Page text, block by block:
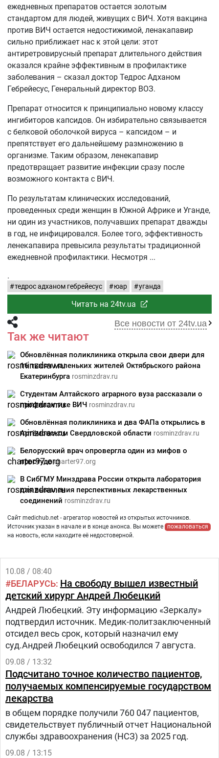
ежедневных препаратов остается золотым
стандартом для людей, живущих с ВИЧ. Хотя вакцина
против ВИЧ остается недостижимой, ленакапавир
сильно приближает нас к этой цели: этот
антиретровирусный препарат длительного действия
оказался крайне эффективным в профилактике
заболевания – сказал доктор Тедрос Адханом
Гебрейесус, Генеральный директор ВОЗ.
Препарат относится к принципиально новому классу
ингибиторов капсидов. Он избирательно связывается
с белковой оболочкой вируса – капсидом – и
препятствует его дальнейшему размножению в
организме. Таким образом, ленекапавир
предотвращает развитие инфекции сразу после
возможного контакта с ВИЧ.
По результатам клинических исследований,
проведенных среди женщин в Южной Африке и Уганде,
ни один из участников, получавших препарат дважды
в год, не инфицировался. Более того, эффективность
ленекапавира превысила результаты традиционной
ежедневной профилактики. Несмотря
.
тедрос адханом гебрейесус юар уганда
Читать на 24tv.ua
Все новости от 24tv.ua
Так же читают
Обновлённая поликлиника открыла свои двери для
16 тысяч маленьких жителей Октябрьского района
Екатеринбурга rosminzdrav.ru
Студентам Алтайского аграрного вуза рассказали о
профилактике ВИЧ rosminzdrav.ru
Обновлённая поликлиника и два ФАПа открылись в
Артёмовском Свердловской области rosminzdrav.ru
Белорусский врач опровергла один из мифов о
простудеcharter97.org
В СибГМУ Минздрава России открыта лаборатория
для выявления перспективных лекарственных
соединений rosminzdrav.ru
Сайт medichub.net - агрегатор новостей из открытых источников.
Источник указан в начале и в конце анонса. Вы можете
пожаловаться
на новость, если находите её недостоверной.
10.08 / 08:40
БЕЛАРУСЬ На свободу вышел известный
детский хирург Андрей Любецкий
Андрей Любецкий. Эту информацию «Зеркалу»
подтвердил источник. Медик-политзаключенный
отсидел весь срок, который назначил ему
суд.Андрей Любецкий освободился 7 августа.
09.08 / 13:32
Подсчитано точное количество пациентов,
получаемых компенсируемые государством
лекарства
в общем порядке получили 760 047 пациентов,
свидетельствует публичный отчет Национальной
службы здравоохранения (НСЗ) за 2025 год.
09.08 / 13:15